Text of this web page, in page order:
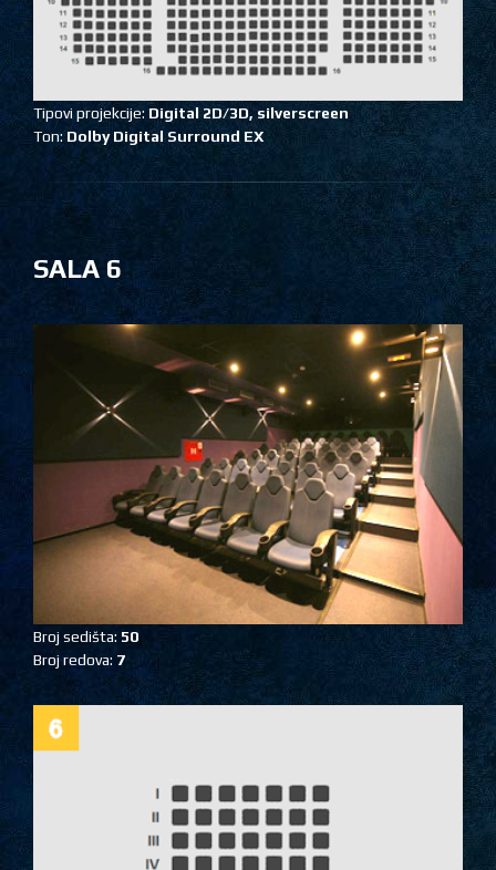
Tipovi projekcije: Digital 2D/3D, silverscreen
Ton: Dolby Digital Surround EX
SALA 6
Broj sedišta: 50
Broj redova: 7